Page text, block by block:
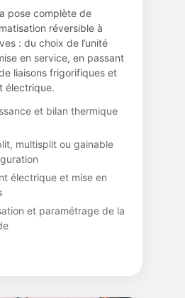
pose complète de
réversible à
: du choix de l’unité
en service, en passant
liaisons frigorifiques et
électrique.
et bilan thermique
multisplit ou gainable
électrique et mise en
et paramétrage de la